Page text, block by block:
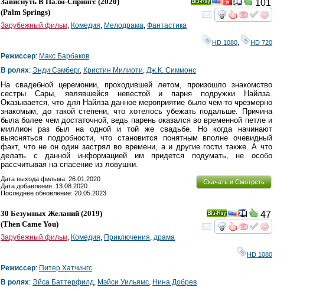
смотретьинтересует
Ray
101
(Palm Springs)
Зарубежный фильм, Комедия, Мелодрама, Фантастика
HD 1080 HD 720
Режиссер: Макс Барбаков
В ролях: Энди Сэмберг, Кристин Милиоти, Дж.К. Симмонс
На свадебной церемонии, проходившей летом, произошло знакомство
сестры Сары, являвшейся невестой и парня подружки Найлза.
Оказывается, что для Найлза данное мероприятие было чем-то чрезмерно
знакомым, до такой степени, что хотелось убежать подальше. Причина
была более чем достаточной, ведь парень оказался во временной петле и
миллион раз был на одной и той же свадьбе. Но когда начинают
выясняться подробности, что становится понятным вполне очевидный
факт, что не он один застрял во времени, а и другие гости также. А что
делать с данной информацией им придется подумать, не особо
рассчитывая на спасение из ловушки.
Скачать и Смотреть
Дата выхода фильма: 26.01.2020
Дата добавления: 13.08.2020
Последнее обновление: 20.05.2023
смотретьинтересует
Ray
47
30 Безумных Желаний (2019)
(Then Came You)
Зарубежный фильм Комедия Приключения драма
HD 1080
Режиссер: Питер Хатчингс
В ролях: Эйса Баттерфилд Мэйси Уильямс Нина Добрев